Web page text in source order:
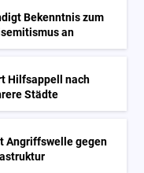
Bekenntnis zum
an
Hilfsappell nach
Städte
Angriffswelle gegen